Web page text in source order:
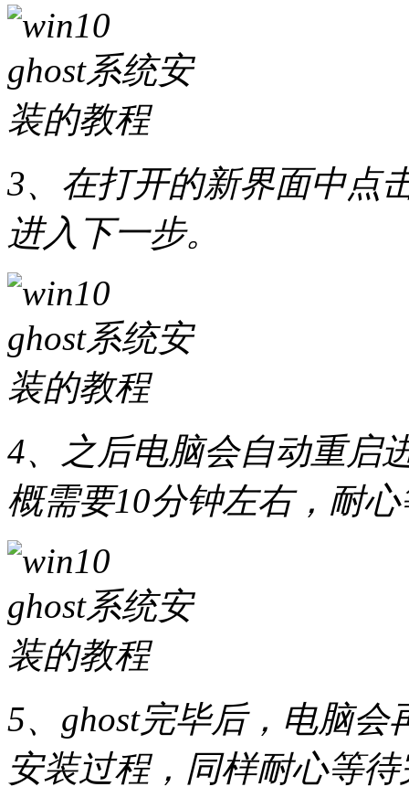
3、在打开的新界面中点
进入下一步。
4、之后电脑会自动重启
概需要10分钟左右，耐
5、ghost完毕后，电脑会
安装过程，同样耐心等